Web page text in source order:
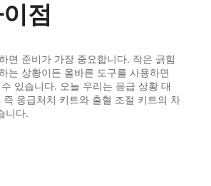
점
면 준비가 가장 중요합니다. 작은 긁힘
는 상황이든 올바른 도구를 사용하면
있습니다. 오늘 우리는 응급 상황 대
즉 응급처치 키트와 출혈 조절 키트의 차
니다.